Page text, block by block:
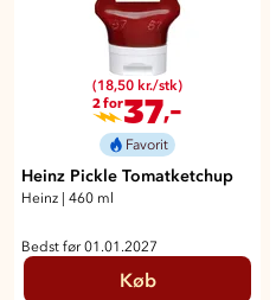
(18,50 kr./stk)
2 for37 ,-
Favorit
Heinz Pickle Tomatketchup
Heinz | 460 ml
Bedst før 01.01.2027
Køb